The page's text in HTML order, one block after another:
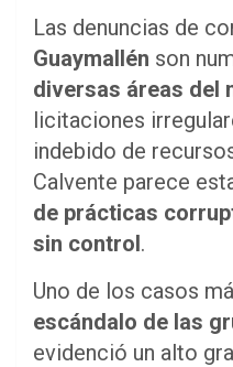
Las denuncias de
Guaymallén son
diversas áreas del
licitaciones
indebido de
Calvente parece
de prácticas
sin control.
Uno de los casos
escándalo de las
evidenció un alto